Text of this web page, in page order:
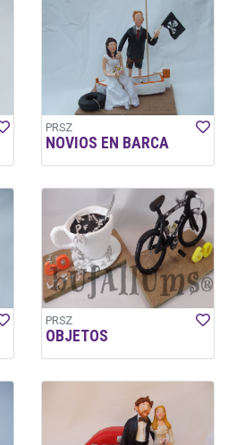
PRSZ
NOVIOS EN BARCA
PRSZ
OBJETOS